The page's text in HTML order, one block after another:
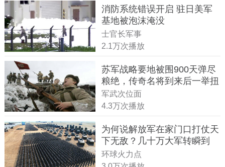
消防系统错误开启 驻日美军
基地被泡沫淹没
士官长军事
2.1万次播放
苏军战略要地被围900天弹尽
粮绝，传奇名将到来后一举扭
转战局
军武次位面
4.3万次播放
为何说解放军在家门口打仗天
下无敌？几十万大军转瞬到
达！
环球火力点